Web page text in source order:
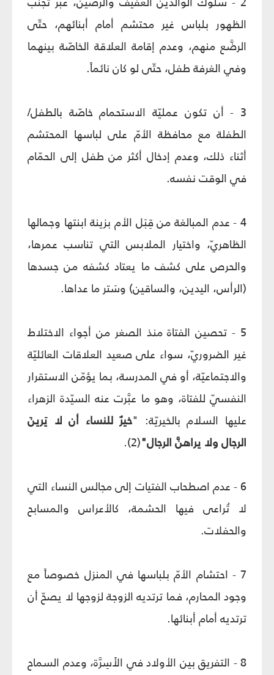
الظهور بلباس غير محتشم أمام أبنائهم، حتّى
الرضَّع منهم، وعدم إقامة العلاقة الخاصّة بينهما
وفي الغرفة طفل، حتّى لو كان نائماً.
3 - أن تكون عمليّة الاستحمام خاصّة بالطفل/
الطفلة مع محافظة الأمّ على لباسها المحتشم
أثناء ذلك، وعدم إدخال أكثر من طفل إلى الحمّام
في الوقت نفسه.
4 - عدم المبالغة من قِبَل الأم بزينة ابنتها وجمالها
الظاهريّ، واختيار الملابس التي تناسب عمرها،
والحرص على كشف ما يعتاد كشفه من جسدها
(الرأس، اليدين، والساقين) وسَتر ما عداها.
5 - تحصين الفتاة منذ الصغر من أجواء الاختلاط
غير الضروريّ، سواء على صعيد العلاقات العائليّة
والاجتماعيّة، أو في المدرسة، بما يؤمّن الاستقرار
النفسيّ للفتاة، وهو ما عبَّرت عنه السيّدة الزهراء
عليها السلام بالخيريّة: "خيرٌ للنساء أن لا يَرينَ
الرجال ولا يراهنَّ الرجال"(2).
6 - عدم اصطحاب الفتيات إلى مجالس النساء التي
لا تُراعى فيها الحشمة، كالأعراس والمسابح
والحفلات.
7 - احتشام الأمّ بلباسها في المنزل خصوصاً مع
وجود المحارم، فما ترتديه الزوجة لزوجها لا يصحّ أن
ترتديه أمام أبنائها.
8 - التفريق بين الأولاد في الأَسِرَّة، وعدم السماح